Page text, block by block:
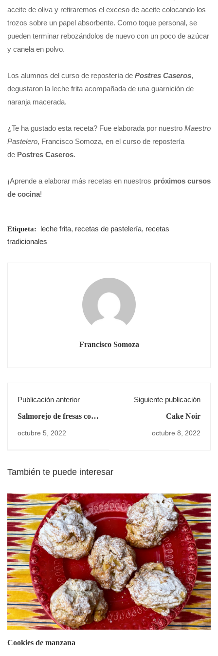
aceite de oliva y retiraremos el exceso de aceite colocando los
trozos sobre un papel absorbente. Como toque personal, se
pueden terminar rebozándolos de nuevo con un poco de azúcar
y canela en polvo.
Los alumnos del curso de repostería de Postres Caseros,
degustaron la leche frita acompañada de una guarnición de
naranja macerada.
¿Te ha gustado esta receta? Fue elaborada por nuestro Maestro
Pastelero, Francisco Somoza, en el curso de repostería
de Postres Caseros.
¡Aprende a elaborar más recetas en nuestros próximos cursos
de cocina!
Etiqueta: leche frita, recetas de pastelería, recetas
tradicionales
Francisco Somoza
Publicación anterior
Salmorejo de fresas con
octubre 5, 2022
Siguiente publicación
Cake Noir
octubre 8, 2022
También te puede interesar
Cookies de manzana